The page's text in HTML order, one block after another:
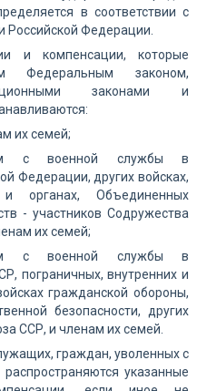
в соответствии с
Федерации.
и компенсации, которые
Федеральным законом,
законами и
их семей;
с военной службы в
Федерации, других войсках,
органах, Объединенных
- участников Содружества
их семей;
с военной службы в
пограничных, внутренних и
гражданской обороны,
безопасности, других
ССР, и членам их семей.
граждан, уволенных с
указанные